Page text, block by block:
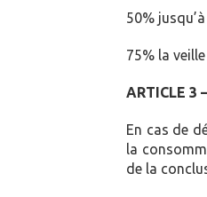
50%
75% la
ARTICLE 3
En cas de
la
de la